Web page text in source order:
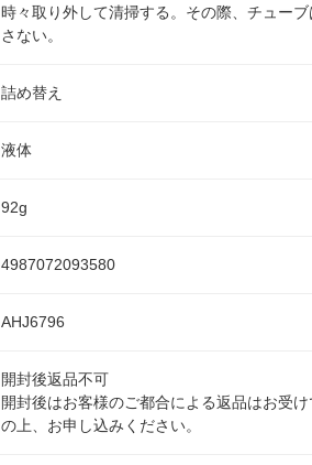
時々取り外して清掃する。その際、チューブ
さない。
詰め替え
液体
92g
4987072093580
AHJ6796
開封後返品不可
開封後はお客様のご都合による返品はお受
の上、お申し込みください。